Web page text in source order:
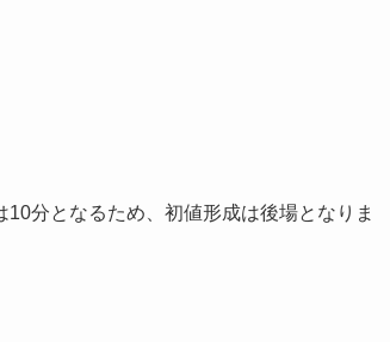
分となるため、初値形成は後場となりま